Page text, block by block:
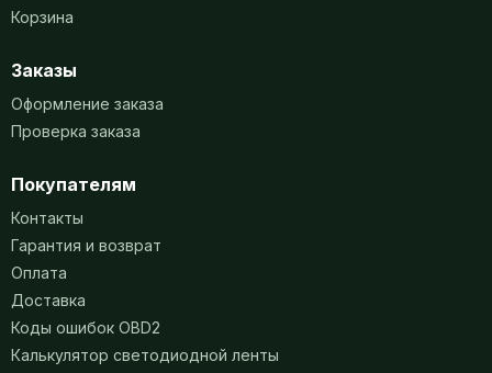
Корзина
Заказы
Оформление заказа
Проверка заказа
Покупателям
Контакты
Гарантия и возврат
Оплата
Доставка
Коды ошибок OBD2
Калькулятор светодиодной ленты